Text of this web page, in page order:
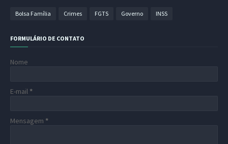
Bolsa Família Crimes FGTS Governo INSS
FORMULÁRIO DE CONTATO
Nome
E-mail *
Mensagem *